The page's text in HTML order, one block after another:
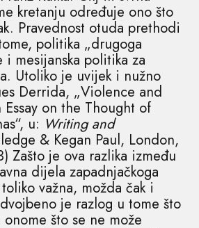
kretanju određuje ono što
Pravednost otuda prethodi
politika „drugoga
i mesijanska politika za
Utoliko je uvijek i nužno
Derrida, „Violence and
on the Thought of
u: Writing and
& Kegan Paul, London,
Zašto je ova razlika između
dijela zapadnjačkoga
važna, možda čak i
je razlog u tome što
što se ne može